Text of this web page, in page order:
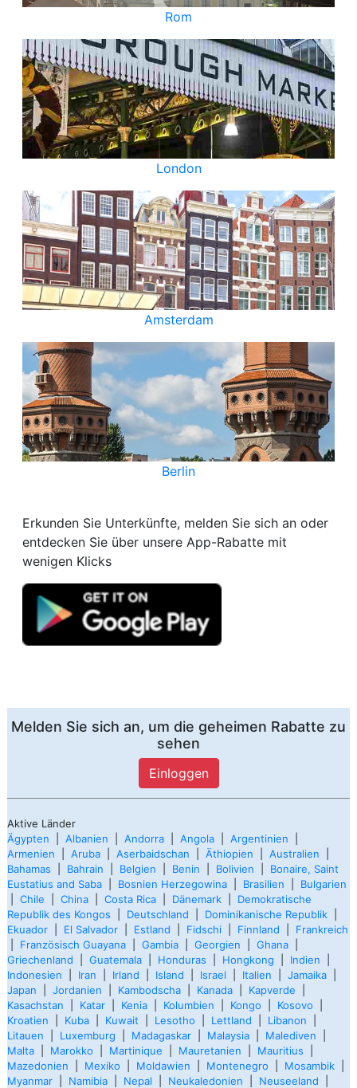
Rom
London
Amsterdam
Berlin
Erkunden Sie Unterkünfte, melden Sie sich an oder
entdecken Sie über unsere App-Rabatte mit
wenigen Klicks
Melden Sie sich an, um die geheimen Rabatte zu
sehen
Einloggen
Aktive Länder
Ägypten
Albanien Andorra| Angola| Argentinien
Armenien
Aruba| Aserbaidschan Äthiopien Australien
Bahamas
Bahrain Belgien Benin Bolivien
Bonaire, Saint
Eustatius and Saba| Bosnien Herzegowina| Brasilien
Bulgarien
Chile China| Costa Rica| Dänemark| Demokratische
Republik des Kongos
Deutschland Dominikanische Republik|
Ekuador| El Salvador| Estland Fidschi| Finnland
Frankreich
Französisch Guayana| Gambia| Georgien Ghana|
Griechenland
Guatemala| Honduras Hongkong Indien
Indonesien
Iran Irland Island Israel Italien Jamaika|
Japan
Jordanien Kambodscha| Kanada| Kapverde
Kasachstan
Katar| Kenia| Kolumbien Kongo Kosovo
Kroatien
Kuba| Kuwait Lesotho Lettland Libanon
Litauen
Luxemburg Madagaskar| Malaysia| Malediven
Malta| Marokko Martinique Mauretanien Mauritius
Mazedonien
Mexiko Moldawien Montenegro Mosambik|
Myanmar| Namibia| Nepal Neukaledonien Neuseeland